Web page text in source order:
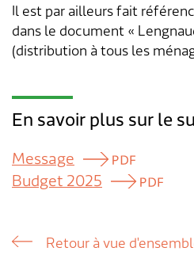
Il est par ailleurs fait
dans le document «
(distribution à tous les
En savoir plus sur le
Message
Budget 2025
Retour à vue